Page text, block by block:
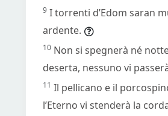
9 I torrenti d’Edom saran
ardente.
10 Non si spegnerà né
deserta, nessuno vi
11 Il pellicano e il
l’Eterno vi stenderà la